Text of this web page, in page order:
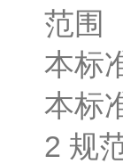
范围
本标
本标
2 规